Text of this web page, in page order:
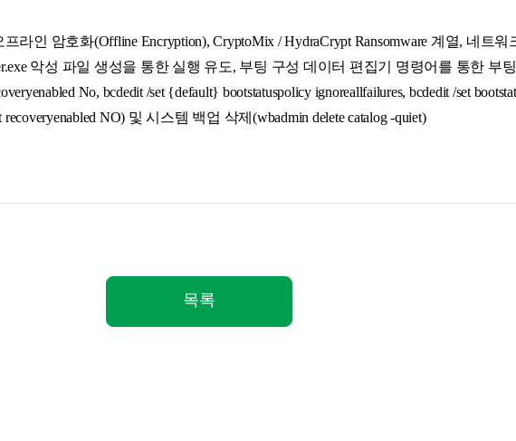
프라인 암호화(Offline Encryption), CryptoMix / HydraCrypt Ransomware 계열, 네트워
악성 파일 생성을 통한 실행 유도, 부팅 구성 데이터 편집기 명령어를 통한 부
No, bcdedit /set {default} bootstatuspolicy ignoreallfailures, bcdedit /set
recoveryenabled NO) 및 시스템 백업 삭제(wbadmin delete catalog -quiet)
목록